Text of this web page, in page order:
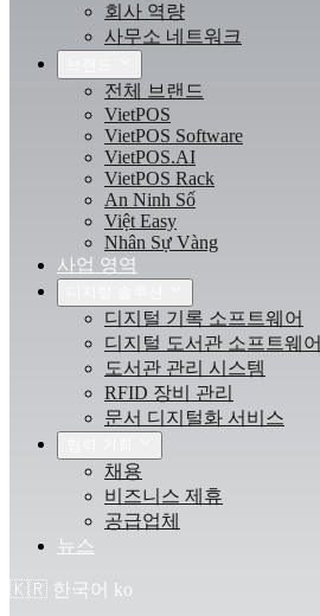
회사 역량
사무소 네트워크
전체 브랜드
VietPOS
VietPOS Software
VietPOS.AI
VietPOS Rack
An Ninh Số
Việt Easy
Nhân Sự Vàng
사업 영역
디지털 기록 소프트웨어
디지털 도서관 소프트웨어
도서관 관리 시스템
RFID 장비 관리
문서 디지털화 서비스
채용
비즈니스 제휴
공급업체
뉴스
🇰🇷 한국어 ko